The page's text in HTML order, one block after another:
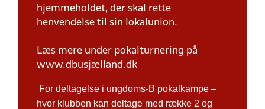
hjemmeholdet, der skal rette
henvendelse til sin lokalunion.
Læs mere under pokalturnering på
www.dbusjælland.dk
For deltagelse i ungdoms-B pokalkampe –
hvor klubben kan deltage med række 2 og